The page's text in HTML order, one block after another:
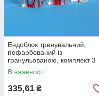
Ендоблок тренувальний,
пофарбований із
гранульованою, комплект 3
шт HTS-N4
В наявності
335,61 ₴